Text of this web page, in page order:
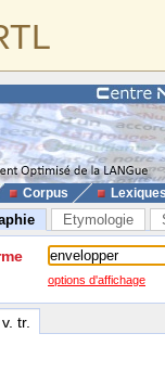
Corpus
Etymologie
options d'affichage
, v. tr.